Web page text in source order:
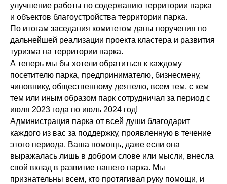
улучшение работы по содержанию территории парка
и объектов благоустройства территории парка.
По итогам заседания комитетом даны поручения по
дальнейшей реализации проекта кластера и развития
туризма на территории парка.
А теперь мы бы хотели обратиться к каждому
посетителю парка, предпринимателю, бизнесмену,
чиновнику, общественному деятелю, всем тем, с кем
тем или иным образом парк сотрудничал за период с
июля 2023 года по июль 2024 год!
Администрация парка от всей души благодарит
каждого из вас за поддержку, проявленную в течение
этого периода. Ваша помощь, даже если она
выражалась лишь в добром слове или мысли, внесла
свой вклад в развитие нашего парка. Мы
признательны всем, кто протягивал руку помощи, и